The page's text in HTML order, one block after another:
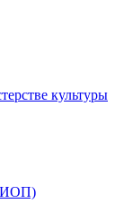
культуры